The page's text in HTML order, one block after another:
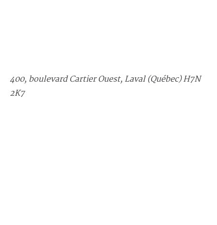
400, boulevard Cartier Ouest, Laval (Québec) H7N
2K7